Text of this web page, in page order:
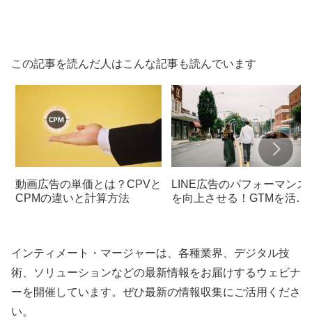
この記事を読んだ人はこんな記事も読んでいます
動画広告の単価とは？CPVと
CPMの違いと計算方法
LINE広告のパフォーマンス
を向上させる！GTMを活用
インティメート・マージャーは、各種業界、デジタル技
術、ソリューションなどの最新情報をお届けするウェビナ
ーを開催しています。ぜひ最新の情報収集にご活用くださ
い。